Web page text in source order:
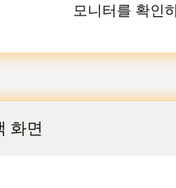
모니터를 확인
화면